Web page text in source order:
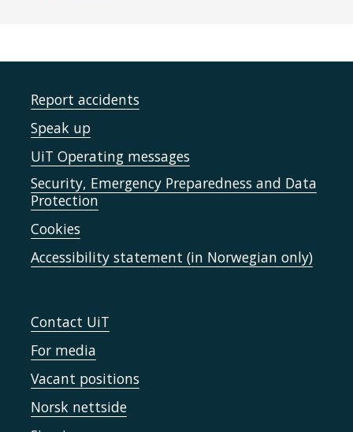
Report accidents
Speak up
UiT Operating messages
Security, Emergency Preparedness and Data
Protection
Cookies
Accessibility statement (in Norwegian only)
Contact UiT
For media
Vacant positions
Norsk nettside